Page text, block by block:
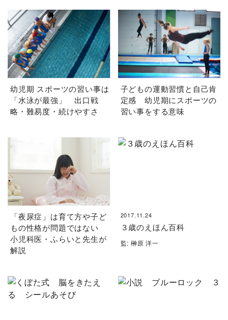
幼児期 スポーツの習い事は
「水泳が最強」 出口戦
略・難易度・続けやすさ
子どもの運動習慣と自己肯
定感 幼児期にスポーツの
習い事をする意味
「夜尿症」は育て方や子ど
もの性格が問題ではない
小児科医・ふらいと先生が
解説
2017.11.24
３歳のえほん百科
監: 榊原 洋一